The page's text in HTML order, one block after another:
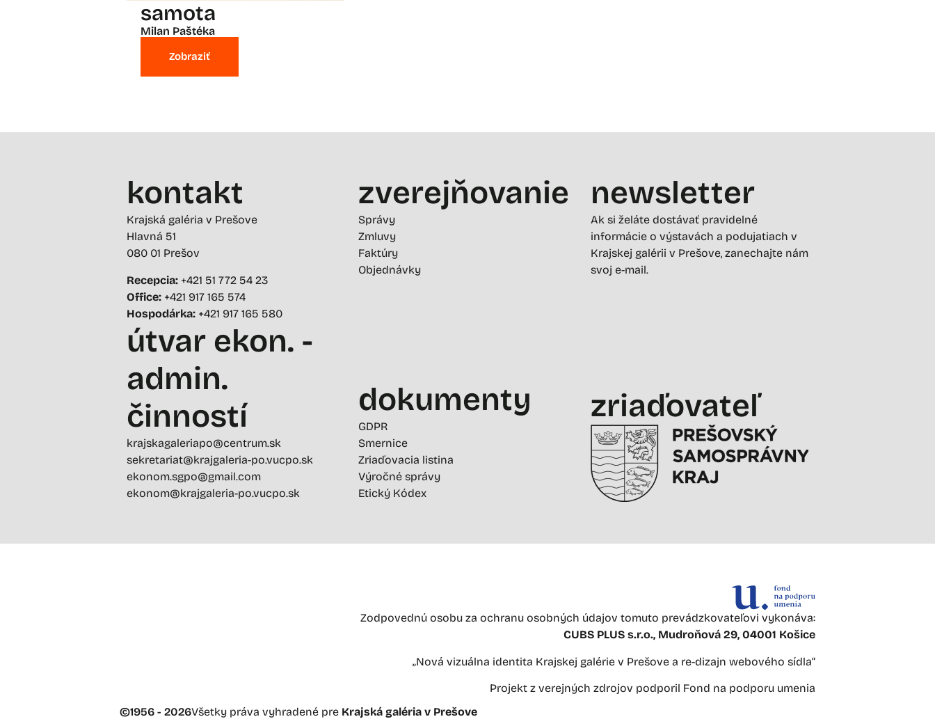
samota
Milan Paštéka
Zobraziť
kontakt
Krajská galéria v Prešove
Hlavná 51
080 01 Prešov
Recepcia: +421 51 772 54 23
Office: +421 917 165 574
Hospodárka: +421 917 165 580
útvar ekon. -
admin.
činností
krajskagaleriapo@centrum.sk
sekretariat@krajgaleria-po.vucpo.sk
ekonom.sgpo@gmail.com
ekonom@krajgaleria-po.vucpo.sk
zverejňovanie
Správy
Zmluvy
Faktúry
Objednávky
dokumenty
GDPR
Smernice
Zriaďovacia listina
Výročné správy
Etický Kódex
newsletter
Ak si želáte dostávať pravidelné
informácie o výstavách a podujatiach v
Krajskej galérii v Prešove, zanechajte nám
svoj e-mail.
zriaďovateľ
Zodpovednú osobu za ochranu osobných údajov tomuto prevádzkovateľovi vykonáva:
CUBS PLUS s.r.o., Mudroňová 29, 04001 Košice
„Nová vizuálna identita Krajskej galérie v Prešove a re-dizajn webového sídla“
Projekt z verejných zdrojov podporil Fond na podporu umenia
©1956 - 2026Všetky práva vyhradené pre Krajská galéria v Prešove